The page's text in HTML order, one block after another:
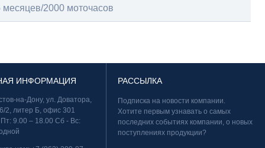
месяцев/2000 моточасов
ИНФОРМАЦИЯ
на-Дону, ул. Доватора,
2, литер Б, офис 301
9.00 – 18.00 Сб - Вс:
РАССЫЛКА
Подписка на новости компании.
Хотите первым узнавать о самых
последних событиях компании, о новых
поступлениях продукции?